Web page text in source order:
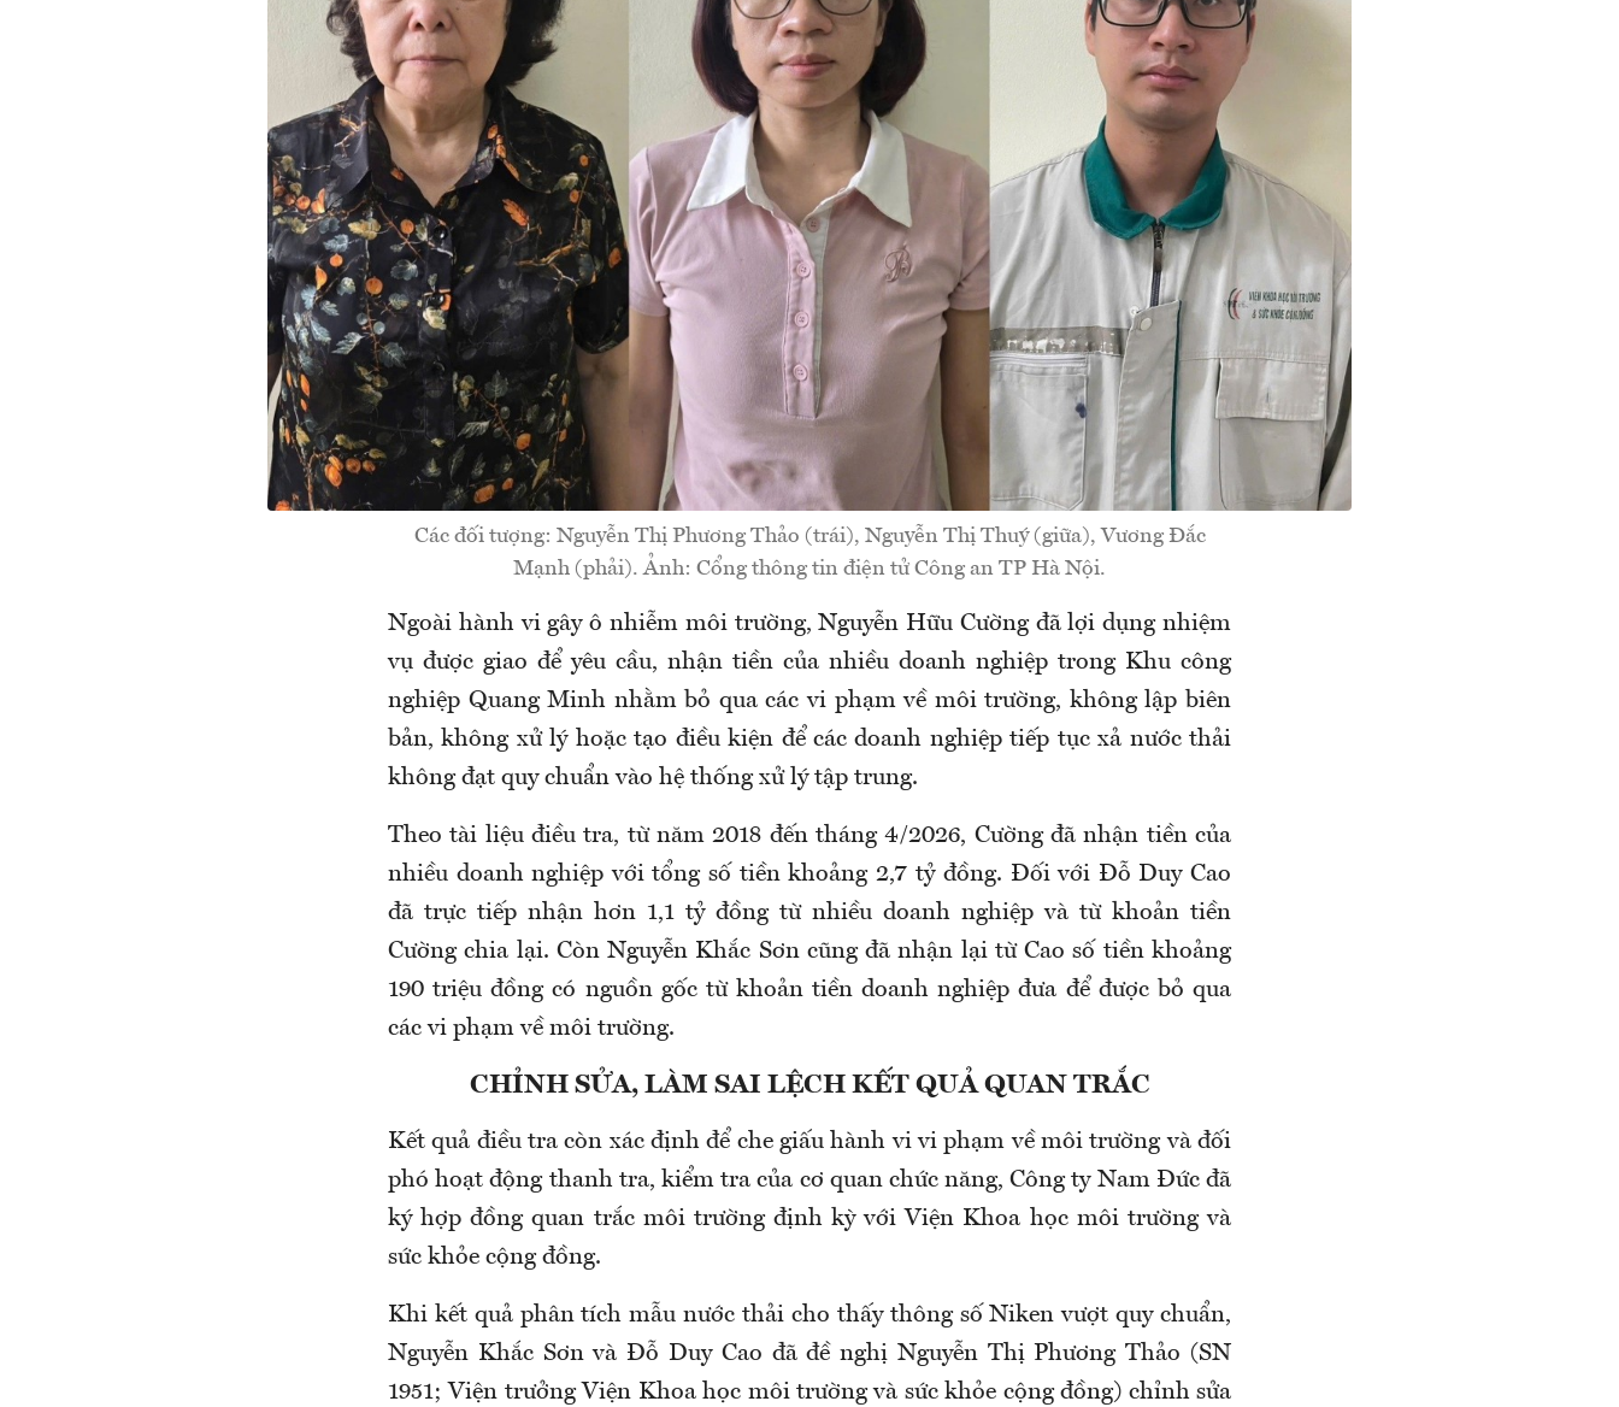
Các đối tượng: Nguyễn Thị Phương Thảo (trái), Nguyễn Thị Thuý (giữa), Vương Đắc
Mạnh (phải). Ảnh: Cổng thông tin điện tử Công an TP Hà Nội.
Ngoài hành vi gây ô nhiễm môi trường, Nguyễn Hữu Cường đã lợi dụng nhiệm
vụ được giao để yêu cầu, nhận tiền của nhiều doanh nghiệp trong Khu công
nghiệp Quang Minh nhằm bỏ qua các vi phạm về môi trường, không lập biên
bản, không xử lý hoặc tạo điều kiện để các doanh nghiệp tiếp tục xả nước thải
không đạt quy chuẩn vào hệ thống xử lý tập trung.
Theo tài liệu điều tra, từ năm 2018 đến tháng 4/2026, Cường đã nhận tiền của
nhiều doanh nghiệp với tổng số tiền khoảng 2,7 tỷ đồng. Đối với Đỗ Duy Cao
đã trực tiếp nhận hơn 1,1 tỷ đồng từ nhiều doanh nghiệp và từ khoản tiền
Cường chia lại. Còn Nguyễn Khắc Sơn cũng đã nhận lại từ Cao số tiền khoảng
190 triệu đồng có nguồn gốc từ khoản tiền doanh nghiệp đưa để được bỏ qua
các vi phạm về môi trường.
CHỈNH SỬA, LÀM SAI LỆCH KẾT QUẢ QUAN TRẮC
Kết quả điều tra còn xác định để che giấu hành vi vi phạm về môi trường và đối
phó hoạt động thanh tra, kiểm tra của cơ quan chức năng, Công ty Nam Đức đã
ký hợp đồng quan trắc môi trường định kỳ với Viện Khoa học môi trường và
sức khỏe cộng đồng.
Khi kết quả phân tích mẫu nước thải cho thấy thông số Niken vượt quy chuẩn,
Nguyễn Khắc Sơn và Đỗ Duy Cao đã đề nghị Nguyễn Thị Phương Thảo (SN
1951; Viện trưởng Viện Khoa học môi trường và sức khỏe cộng đồng) chỉnh sửa